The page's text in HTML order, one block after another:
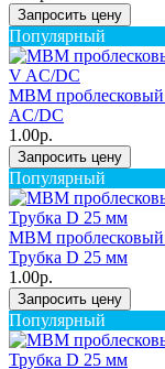
Запросить цену
Популярный
MBM
AC/DC
1.00р.
Запросить цену
Популярный
MBM
Трубка D 25 мм
1.00р.
Запросить цену
Популярный